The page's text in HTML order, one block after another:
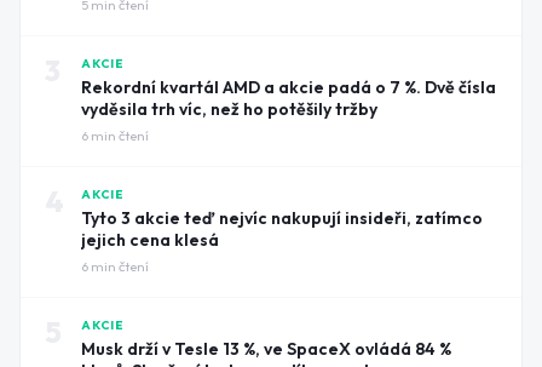
5 min čtení
AKCIE
Rekordní kvartál AMD a akcie padá o 7 %. Dvě čísla
vyděsila trh víc, než ho potěšily tržby
6 min čtení
AKCIE
Tyto 3 akcie teď nejvíc nakupují insideři, zatímco
jejich cena klesá
6 min čtení
AKCIE
Musk drží v Tesle 13 %, ve SpaceX ovládá 84 %